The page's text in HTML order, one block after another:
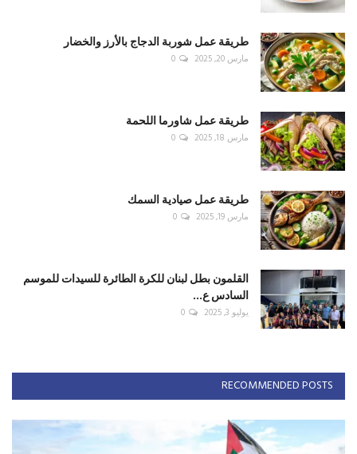
طريقة عمل شوربة الدجاج بالأرز والخضار
مارس 20, 2025 0
طريقة عمل شاورما اللحمة
مارس 18, 2025 0
طريقة عمل صيادية السمك
مارس 19, 2025 0
القلمون بطل لبنان للكرة الطائرة للسيدات للموسم
السادس ع...
يوليو 3, 2025 0
RECOMMENDED POSTS